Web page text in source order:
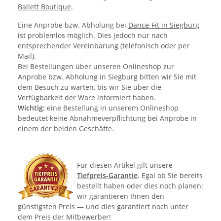
Ballett Boutique.
Eine Anprobe bzw. Abholung bei Dance-Fit in Siegburg
ist problemlos möglich. Dies jedoch nur nach
entsprechender Vereinbarung (telefonisch oder per
Mail).
Bei Bestellungen über unseren Onlineshop zur
Anprobe bzw. Abholung in Siegburg bitten wir Sie mit
dem Besuch zu warten, bis wir Sie über die
Verfügbarkeit der Ware informiert haben.
Wichtig: eine Bestellung in unserem Onlineshop
bedeutet keine Abnahmeverpflichtung bei Anprobe in
einem der beiden Geschäfte.
Für diesen Artikel gilt unsere
Tiefpreis-Garantie. Egal ob Sie bereits
bestellt haben oder dies noch planen:
wir garantieren Ihnen den
günstigsten Preis — und dies garantiert noch unter
dem Preis der Mitbewerber!